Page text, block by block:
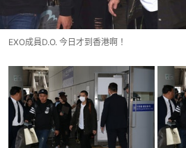
EXO成員D.O. 今日才到香港啊！